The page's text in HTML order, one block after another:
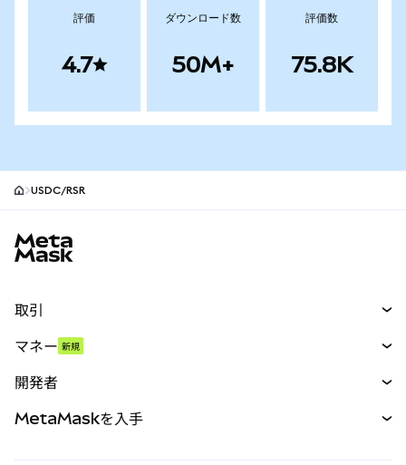
評価
4.7
ダウンロード数
50M+
評価数
75.8K
USDC/RSR
取引
パーペチュアル
RWA
マネー 新規
開発者
MetaMaskを入手